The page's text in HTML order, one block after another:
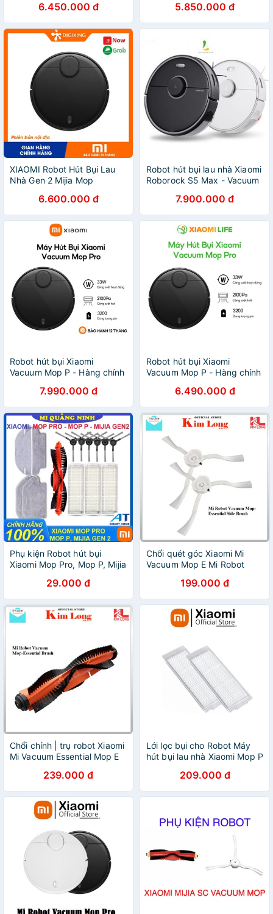
6.450.000 đ
vacuum5.850.000 đ
XIAOMI Robot Hút Bụi Lau
Nhà Gen 2 Mijia Mop
STYJ02YM6.600.000 đ
Robot hút bụi lau nhà Xiaomi
Roborock S5 Max - Vacuum
7.900.000 đ
Robot hút bụi Xiaomi
Vacuum Mop P - Hàng chính
7.990.000 đ
Robot hút bụi Xiaomi
Vacuum Mop P - Hàng chính
6.490.000 đ
Phụ kiện Robot hút bụi
Xiaomi Mop Pro, Mop P, Mijia
Khăn lau, Chổi giữa, Chổi
cạnh STYJ02YM
29.000 đ
Chổi quét góc Xiaomi Mi
Vacuum Mop E Mi Robot
Brush, BHR4246TY - Chính
hãng
199.000 đ
Chổi chính | trụ robot Xiaomi
Mi Vacuum Essential Mop E
239.000 đ
Lới lọc bụi cho Robot Máy
hút bụi lau nhà Xiaomi Mop P
209.000 đ